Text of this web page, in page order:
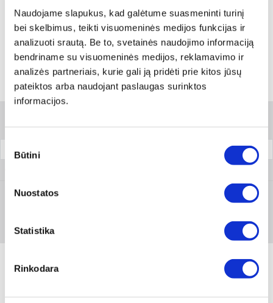
Naudojame slapukus, kad galėtume suasmeninti turinį
bei skelbimus, teikti visuomeninės medijos funkcijas ir
analizuoti srautą. Be to, svetainės naudojimo informaciją
bendriname su visuomeninės medijos, reklamavimo ir
analizės partneriais, kurie gali ją pridėti prie kitos jūsų
pateiktos arba naudojant paslaugas surinktos
informacijos.
pasirinkimas
Būtini
Nuostatos
Statistika
Rinkodara
Rodyti artimiausią parduotuvę
Skambinti:+370 694 91387
Variantai
Pakuotė
1 vnt